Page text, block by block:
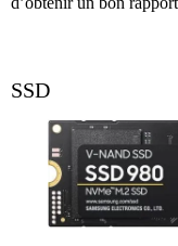
SSD